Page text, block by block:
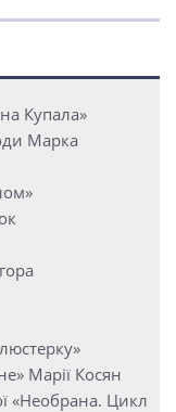
Купала»
Марка
Марії Косян
«Необрана. Цикл